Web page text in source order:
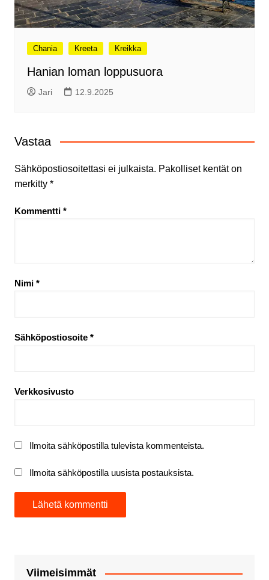
Chania Kreeta Kreikka
Hanian loman loppusuora
Jari 12.9.2025
Vastaa
Sähköpostiosoitettasi ei julkaista. Pakolliset kentät on
merkitty *
Kommentti *
Nimi *
Sähköpostiosoite *
Verkkosivusto
Ilmoita sähköpostilla tulevista kommenteista.
Ilmoita sähköpostilla uusista postauksista.
Viimeisimmät